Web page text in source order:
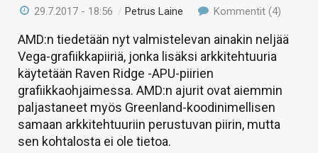
29.7.2017 - 18:56 / Petrus Laine Kommentit (4)
AMD:n tiedetään nyt valmistelevan ainakin neljää
Vega-grafiikkapiiriä, jonka lisäksi arkkitehtuuria
käytetään Raven Ridge -APU-piirien
grafiikkaohjaimessa. AMD:n ajurit ovat aiemmin
paljastaneet myös Greenland-koodinimellisen
samaan arkkitehtuuriin perustuvan piirin, mutta
sen kohtalosta ei ole tietoa.